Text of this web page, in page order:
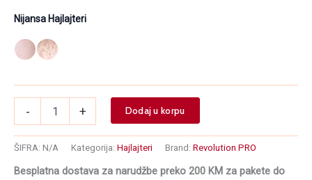
Nijansa Hajlajteri
-
i
REVOLUTION
+ Dodaj u korpu
ŠIFRA: N/A Kategorija: Hajlajteri Brand: Revolution PRO
Besplatna dostava za narudžbe preko 200 KM za pakete do